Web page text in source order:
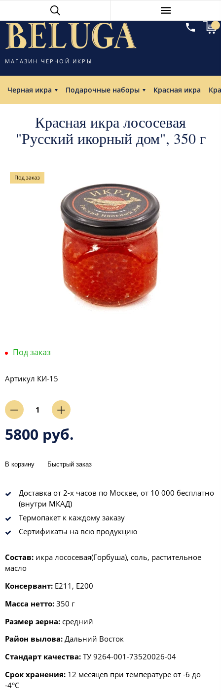
МАГАЗИН ЧЕРНОЙ ИКРЫ
Черная икра Подарочные наборы Красная икра
Красная икра лососевая
"Русский икорный дом", 350 г
Под заказ
Артикул КИ-15
5800 руб.
В корзину Быстрый заказ
Доставка от 2-х часов по Москве, от 10 000 бесплатно
(внутри МКАД)
Термопакет к каждому заказу
Сертификаты на всю продукцию
Состав: икра лососевая(Горбуша), соль, растительное
масло
Консервант: E211, E200
Масса нетто: 350 г
Размер зерна: средний
Район вылова: Дальний Восток
Стандарт качества: ТУ 9264-001-73520026-04
Срок хранения: 12 месяцев при температуре от -6 до
-4°С